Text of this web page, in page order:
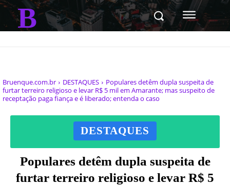
B
Bruenque.com.br DESTAQUES
Populares detêm dupla suspeita de
furtar terreiro religioso e levar R$ 5 mil em Amarante; mas suspeito de
receptação paga fiança e é liberado; entenda o caso
DESTAQUES
Populares detêm dupla suspeita de
furtar terreiro religioso e levar R$ 5